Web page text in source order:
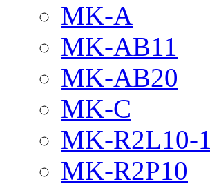
MK-A
MK-AB11
MK-AB20
MK-C
MK-R2L10-1
MK-R2P10